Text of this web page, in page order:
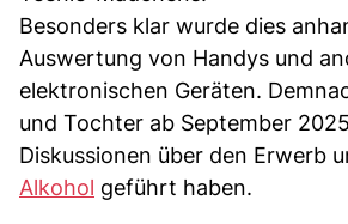
Besonders klar wurde dies
Auswertung von Handys und
elektronischen Geräten.
und Tochter ab September
Diskussionen über den Erwerb
Alkohol geführt haben.